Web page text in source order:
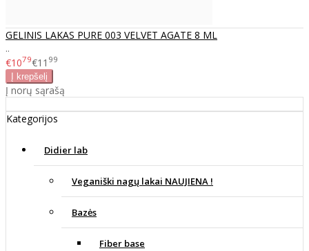
GELINIS LAKAS PURE 003 VELVET AGATE 8 ML
..
€1079€11 99
Į norų sąrašą
Kategorijos
Didier lab
Veganiški nagų lakai NAUJIENA !
Bazės
Fiber base